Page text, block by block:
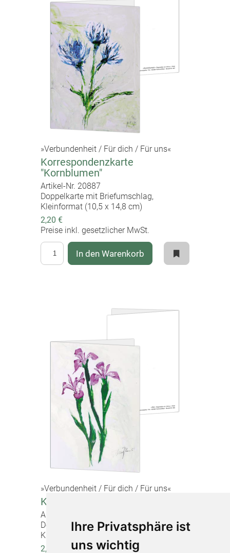
Ihre Privatsphäre ist
uns wichtig
»Verbundenheit / Für dich / Für uns«
Korrespondenzkarte
"Kornblumen"
Artikel-Nr. 20887
Doppelkarte mit Briefumschlag,
Kleinformat (10,5 x 14,8 cm)
2,20 €
Preise inkl. gesetzlicher MwSt.
In den Warenkorb
»Verbundenheit / Für dich / Für uns«
Korrespondenzkarte "Iris"
Artikel-Nr. 20885
Doppelkarte mit Briefumschlag,
Kleinformat (10,5 x 14,8 cm)
2,20 €